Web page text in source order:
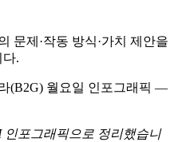
문제·작동 방식·가치 제안을
.
인포그래픽으로 정리했습니